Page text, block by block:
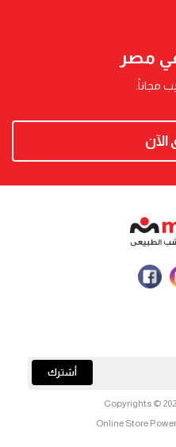
مصر
مجاناً.
أشترك
Copyrights ©
Online Store